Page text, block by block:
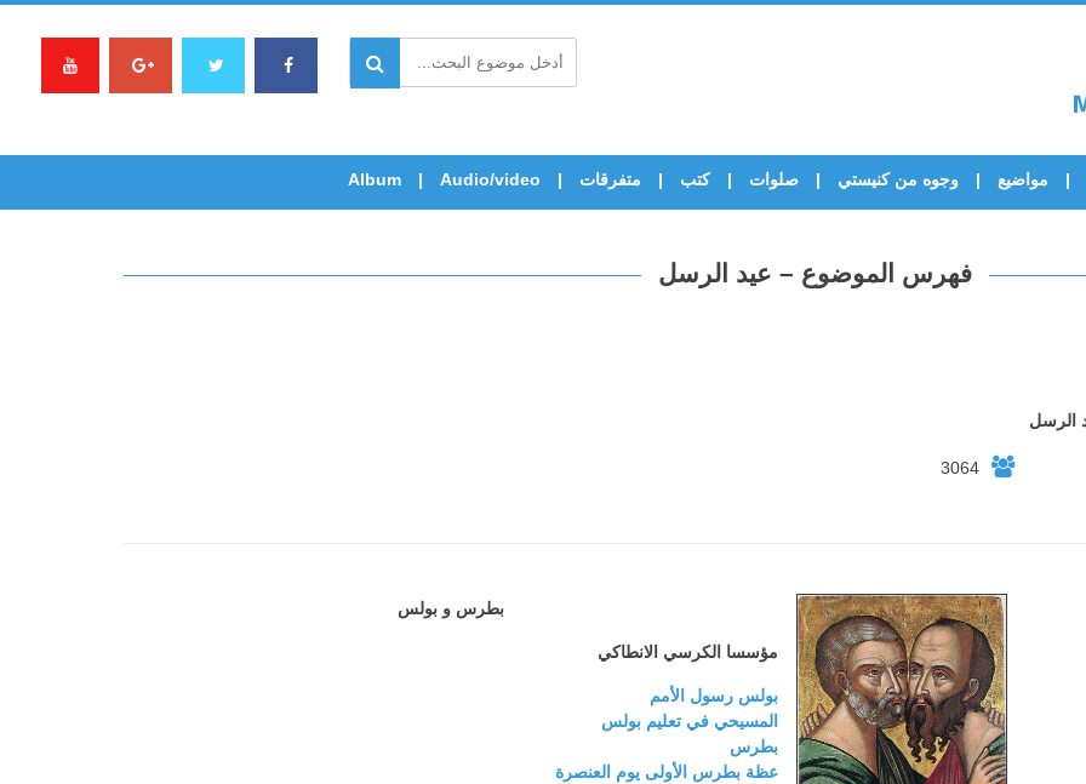
مواضيع وجوه من كنيستي صلوات كتب متفرقات Audio/video
Album
فهرس الموضوع – عيد الرسل
الرسل
3064
بطرس و بولس
مؤسسا الكرسي الانطاكي
بولس رسول الأمم
المسيحي في تعليم بولس
بطرس
عظة بطرس الأولى يوم العنصرة